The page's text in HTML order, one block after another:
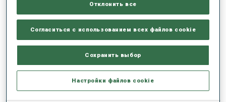
ПОСЛЕДНИЕ НОВОСТИ
КУБОК IBU СРЕДИ ЮНИОРОВ, ЗИМНИЕ ОЛИМПИЙСКИЕ ИГРЫ, КУБОК
09 МАЯ 2026
ЭСТЕРЕ ВОЛЬФА: «ЭТОТ СЕЗОН
Отклонить все
Согласиться с использованием всех файлов cookie
Сохранить выбор
Настройки файлов cookie